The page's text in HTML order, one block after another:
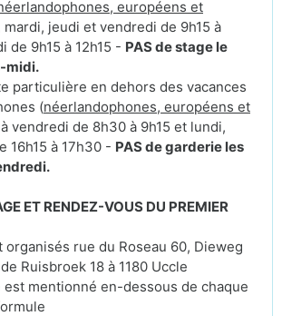
européens et
mardi, jeudi et vendredi de 9h15 à
de 9h15 à 12h15 - PAS de stage le
midi.
particulière en dehors des vacances
(néerlandophones, européens et
vendredi de 8h30 à 9h15 et lundi,
16h15 à 17h30 - PAS de garderie les
ET RENDEZ-VOUS DU PREMIER
organisés rue du Roseau 60, Dieweg
Ruisbroek 18 à 1180 Uccle
est mentionné en-dessous de chaque